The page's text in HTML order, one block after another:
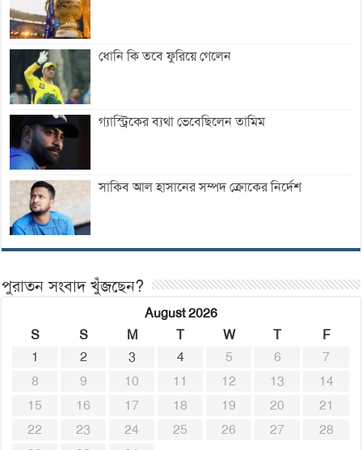
ধোনি কি তবে ফুরিয়ে গেলেন
গ্যাস্ট্রিকের ব্যথা ভেবেছিলেন তামিম
সাকিব আল হাসানের সম্পদ ক্রোকের নির্দেশ
পুরাতন সংবাদ খুঁজছেন?
August 2026
S
S M T W T
F
1
2 3 4 5 6
7
8
9 10 11 12 13
14
15
16 17 18 19 20
21
22
23 24 25 26 27
28